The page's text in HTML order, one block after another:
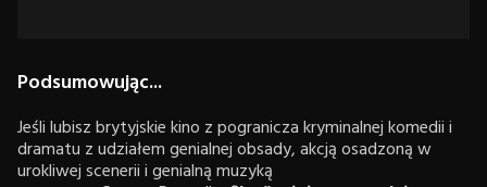
Podsumowując...
Jeśli lubisz brytyjskie kino z pogranicza kryminalnej komedii i
dramatu z udziałem genialnej obsady, akcją osadzoną w
urokliwej scenerii i genialną muzyką